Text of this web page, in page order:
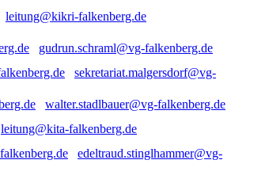
leitung@kikri-falkenberg.de
gudrun.schraml@vg-falkenberg.de
sekretariat.malgersdorf@vg-
walter.stadlbauer@vg-falkenberg.de
leitung@kita-falkenberg.de
edeltraud.stinglhammer@vg-